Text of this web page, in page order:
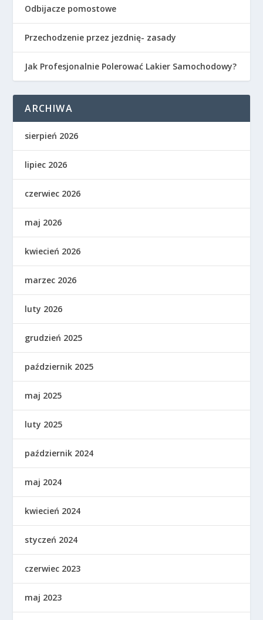
Odbijacze pomostowe
Przechodzenie przez jezdnię- zasady
Jak Profesjonalnie Polerować Lakier Samochodowy?
ARCHIWA
sierpień 2026
lipiec 2026
czerwiec 2026
maj 2026
kwiecień 2026
marzec 2026
luty 2026
grudzień 2025
październik 2025
maj 2025
luty 2025
październik 2024
maj 2024
kwiecień 2024
styczeń 2024
czerwiec 2023
maj 2023